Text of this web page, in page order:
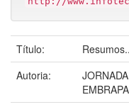
Título:
Autoria: